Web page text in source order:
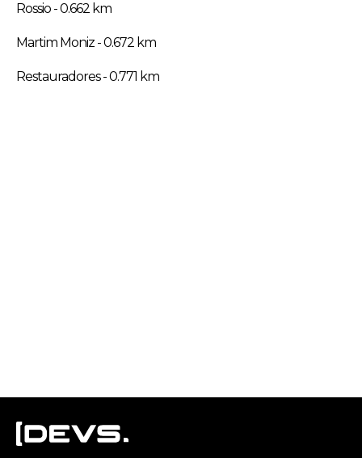
Rossio - 0.662 km
Martim Moniz - 0.672 km
Restauradores - 0.771 km